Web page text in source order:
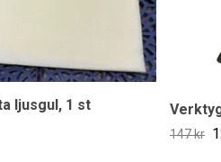
ljusgul, 1 st
147 kr